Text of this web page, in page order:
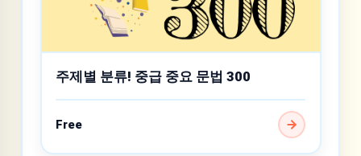
주제별 분류! 중급 중요 문법 300
Free